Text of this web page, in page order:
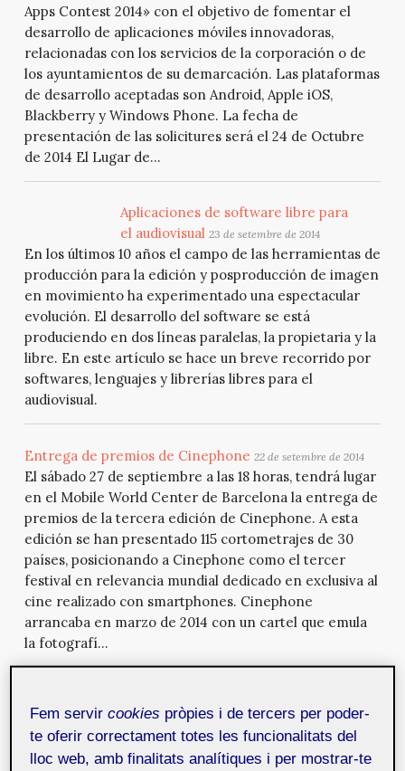
Apps Contest 2014» con el objetivo de fomentar el
desarrollo de aplicaciones móviles innovadoras,
relacionadas con los servicios de la corporación o de
los ayuntamientos de su demarcación. Las plataformas
de desarrollo aceptadas son Android, Apple iOS,
Blackberry y Windows Phone. La fecha de
presentación de las solicitures será el 24 de Octubre
de 2014 El Lugar de...
Aplicaciones de software libre para
el audiovisual 23 de setembre de 2014
En los últimos 10 años el campo de las herramientas de
producción para la edición y posproducción de imagen
en movimiento ha experimentado una espectacular
evolución. El desarrollo del software se está
produciendo en dos líneas paralelas, la propietaria y la
libre. En este artículo se hace un breve recorrido por
softwares, lenguajes y librerías libres para el
audiovisual.
Entrega de premios de Cinephone 22 de setembre de 2014
El sábado 27 de septiembre a las 18 horas, tendrá lugar
en el Mobile World Center de Barcelona la entrega de
premios de la tercera edición de Cinephone. A esta
edición se han presentado 115 cortometrajes de 30
países, posicionando a Cinephone como el tercer
festival en relevancia mundial dedicado en exclusiva al
cine realizado con smartphones. Cinephone
arrancaba en marzo de 2014 con un cartel que emula
la fotografí...
trabajos finales del curso 2013-2014 17 de setembre de 2014
La Universitat Oberta de Catalunya (UOC) y la
Fundación Ramon Molinas (RMF) convocan la primera
Fem servircookies pròpies i de tercers per poder-
te oferir correctament totes les funcionalitats del
lloc web, amb finalitats analítiques i per mostrar-te